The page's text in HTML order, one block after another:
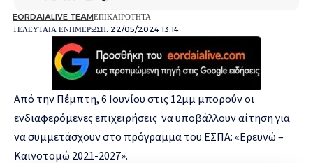
ΤΕΛΕΥΤΑΙΑ ΕΝΗΜΕΡΩΣΗ: 22/05/2024 13:14
EORDAIALIVE TEAMΕΠΙΚΑΙΡΟΤΗΤΑ
Από την Πέμπτη, 6 Ιουνίου στις 12μμ μπορούν οι
ενδιαφερόμενες επιχειρήσεις να υποβάλλουν αίτηση για
να συμμετάσχουν στο πρόγραμμα του ΕΣΠΑ: «Ερευνώ –
Καινοτομώ 2021-2027».